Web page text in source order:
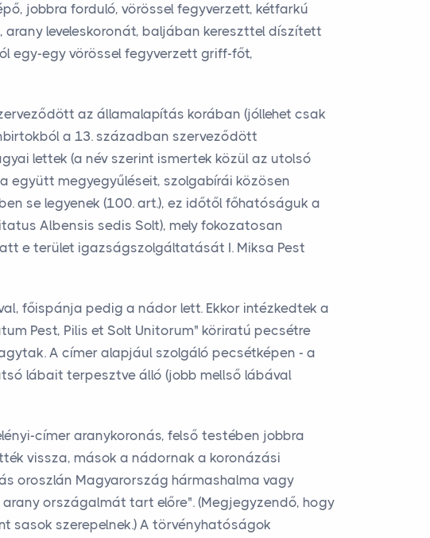
jobbra forduló, vörössel fegyverzett, kétfarkú
leveleskoronát, baljában kereszttel díszített
egy-egy vörössel fegyverzett griff-főt,
az államalapítás korában (jóllehet csak
a 13. században szerveződött
lettek (a név szerint ismertek közül az utolsó
együtt megyegyűléseit, szolgabírái közösen
se legyenek (100. art.), ez időtől főhatóságuk a
Albensis sedis Solt), mely fokozatosan
e terület igazságszolgáltatását I. Miksa Pest
főispánja pedig a nádor lett. Ekkor intézkedtek a
Pest, Pilis et Solt Unitorum" köriratú pecsétre
A címer alapjául szolgáló pecsétképen - a
lábait terpesztve álló (jobb mellső lábával
címer aranykoronás, felső testében jobbra
vissza, mások a nádornak a koronázási
oroszlán Magyarország hármashalma vagy
országalmát tart előre". (Megjegyzendő, hogy
sasok szerepelnek.) A törvényhatóságok